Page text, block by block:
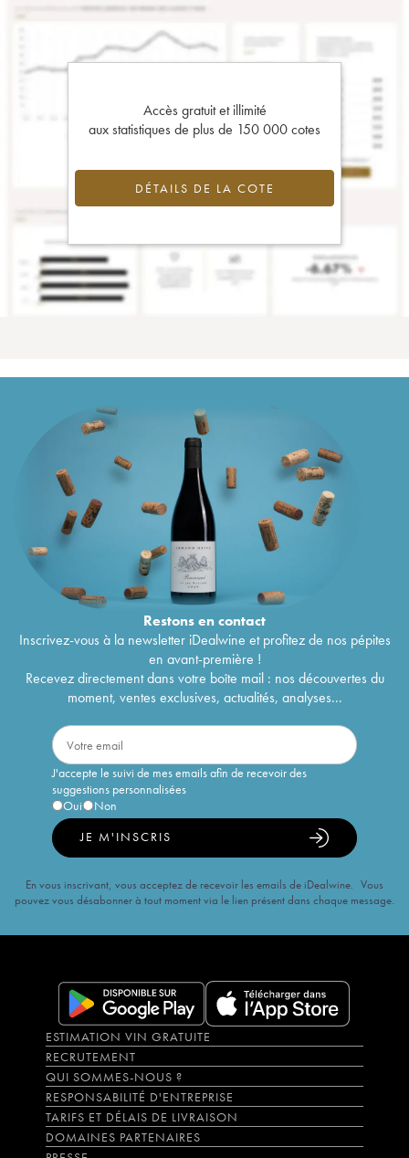
Accès gratuit et illimité
aux statistiques de plus de 150 000 cotes
DÉTAILS DE LA COTE
Restons encontact
Inscrivez-vous à la newsletter iDealwine et profitez de nos pépites
en avant-première !
Recevez directement dans votre boîte mail : nos découvertes du
moment, ventes exclusives, actualités, analyses...
J'accepte le suivi de mes emails afin de recevoir des
suggestions personnalisées
Oui
Non
JE M'INSCRIS
En vous inscrivant, vous acceptez de recevoir les emails de iDealwine. Vous
pouvez vous désabonner à tout moment via le lien présent dans chaque message.
ESTIMATION VIN GRATUITE
RECRUTEMENT
QUI SOMMES-NOUS ?
RESPONSABILITÉ D'ENTREPRISE
TARIFS ET DÉLAIS DE LIVRAISON
DOMAINES PARTENAIRES